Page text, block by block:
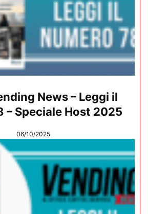
News – Leggi il
– Speciale Host 2025
06/10/2025